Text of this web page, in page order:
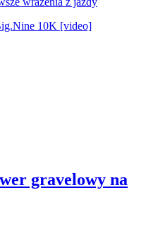
10K [video]
gravelowy na